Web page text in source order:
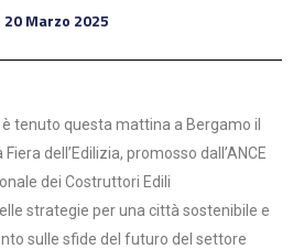
20 Marzo 2025
è tenuto questa mattina a Bergamo il
dell’Edilizia, promosso dall’ANCE
dei Costruttori Edili
strategie per una città sostenibile e
sulle sfide del futuro del settore